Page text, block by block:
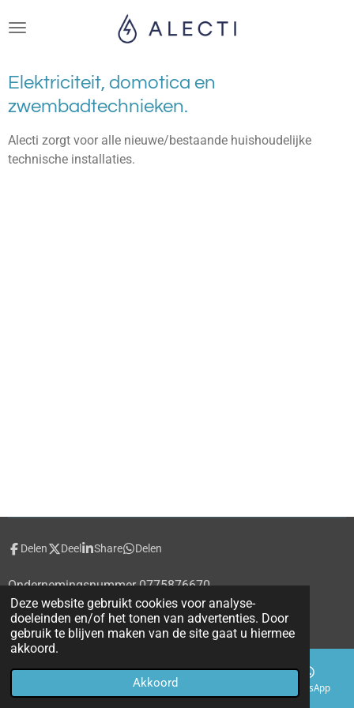
Deze website gebruikt cookies voor analyse-
doeleinden en/of het tonen van advertenties. Door
gebruik te blijven maken van de site gaat u hiermee
akkoord.
Akkoord
direct
de
hoofdinhoud
Elektriciteit, domotica en
zwembadtechnieken.
Alecti zorgt voor alle nieuwe/bestaande huishoudelijke
technische installaties.
Delen Deel Share Delen
Ondernemingsnummer 0775876670
© 2020 - 2026 alecti.be
Powered byJouwWeb
Telefoonnummer WhatsApp